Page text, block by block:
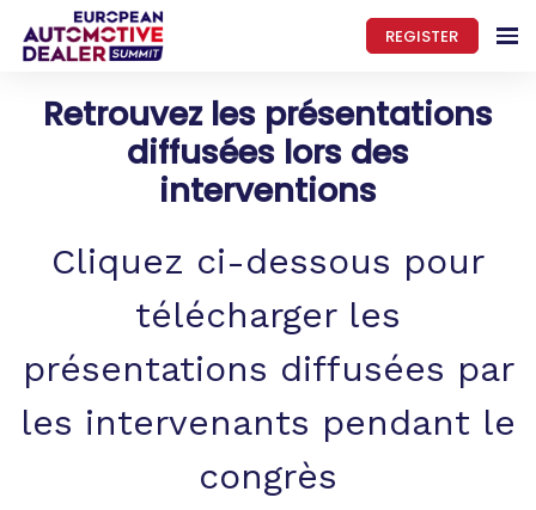
REGISTER
Retrouvez les présentations
diffusées lors des
interventions
Cliquez ci-dessous pour
télécharger les
présentations diffusées par
les intervenants pendant le
congrès